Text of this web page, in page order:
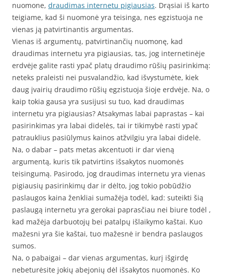
nuomone, draudimas internetu pigiausias. Drąsiai iš karto
teigiame, kad ši nuomonė yra teisinga, nes egzistuoja ne
vienas ją patvirtinantis argumentas.
Vienas iš argumentų, patvirtinančių nuomonę, kad
draudimas internetu yra pigiausias, tas, jog internetinėje
erdvėje galite rasti ypač platų draudimo rūšių pasirinkimą:
neteks praleisti nei pusvalandžio, kad išvystumėte, kiek
daug įvairių draudimo rūšių egzistuoja šioje erdvėje. Na, o
kaip tokia gausa yra susijusi su tuo, kad draudimas
internetu yra pigiausias? Atsakymas labai paprastas – kai
pasirinkimas yra labai didelės, tai ir tikimybė rasti ypač
patrauklius pasiūlymus kainos atžvilgiu yra labai didelė.
Na, o dabar – pats metas akcentuoti ir dar vieną
argumentą, kuris tik patvirtins išsakytos nuomonės
teisingumą. Pasirodo, jog draudimas internetu yra vienas
pigiausių pasirinkimų dar ir dėlto, jog tokio pobūdžio
paslaugos kaina ženkliai sumažėja todėl, kad: suteikti šią
paslaugą internetu yra gerokai paprasčiau nei biure todėl ,
kad mažėja darbuotojų bei patalpų išlaikymo kaštai. Kuo
mažesni yra šie kaštai, tuo mažesnė ir bendra paslaugos
sumos.
Na, o pabaigai – dar vienas argumentas, kurį išgirdę
nebeturėsite jokių abejonių dėl išsakytos nuomonės. Ko